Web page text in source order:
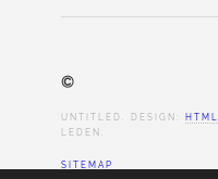
©
UNTITLED. DESIGN:
LEDEN.
SITEMAP